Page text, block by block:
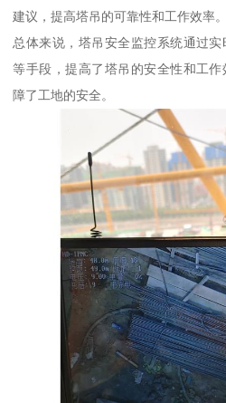
建议，提高塔吊的可靠性和工作效率。
总体来说，塔吊安全监控系统通过
等手段，提高了塔吊的安全性和工
障了工地的安全。